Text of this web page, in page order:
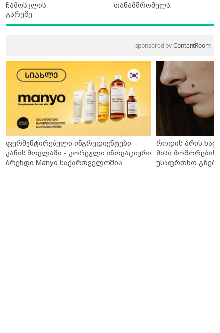
ჩამოსვლის
გარეშე
თანამშრომელს.
sponsored byContentRoom
ფერმენტირებული ინგრედიენტები
კანის მოვლაში - კორეული ინოვაციური
ბრენდი Manyo საქართველოშია
როდის არის
მისი მოშორების
უსაფრთხო გზები